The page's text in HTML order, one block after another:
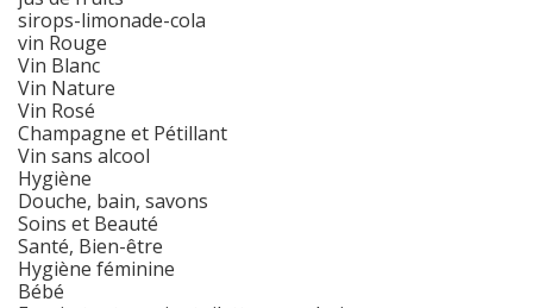
sirops-limonade-cola
vin Rouge
Vin Blanc
Vin Nature
Vin Rosé
Champagne et Pétillant
Vin sans alcool
Hygiène
Douche, bain, savons
Soins et Beauté
Santé, Bien-être
Hygiène féminine
Bébé